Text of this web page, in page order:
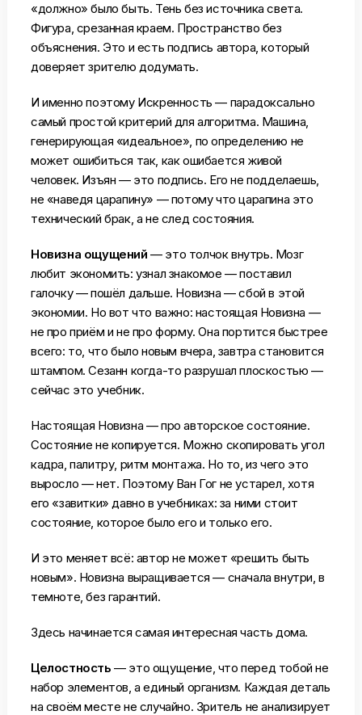
«должно» было быть. Тень без источника света.
Фигура, срезанная краем. Пространство без
объяснения. Это и есть подпись автора, который
доверяет зрителю додумать.
И именно поэтому Искренность — парадоксально
самый простой критерий для алгоритма. Машина,
генерирующая «идеальное», по определению не
может ошибиться так, как ошибается живой
человек. Изъян — это подпись. Его не подделаешь,
не «наведя царапину» — потому что царапина это
технический брак, а не след состояния.
Новизна ощущений — это толчок внутрь. Мозг
любит экономить: узнал знакомое — поставил
галочку — пошёл дальше. Новизна — сбой в этой
экономии. Но вот что важно: настоящая Новизна —
не про приём и не про форму. Она портится быстрее
всего: то, что было новым вчера, завтра становится
штампом. Сезанн когда-то разрушал плоскостью —
сейчас это учебник.
Настоящая Новизна — про авторское состояние.
Состояние не копируется. Можно скопировать угол
кадра, палитру, ритм монтажа. Но то, из чего это
выросло — нет. Поэтому Ван Гог не устарел, хотя
его «завитки» давно в учебниках: за ними стоит
состояние, которое было его и только его.
И это меняет всё: автор не может «решить быть
новым». Новизна выращивается — сначала внутри, в
темноте, без гарантий.
Здесь начинается самая интересная часть дома.
Целостность — это ощущение, что перед тобой не
набор элементов, а единый организм. Каждая деталь
на своём месте не случайно. Зритель не анализирует